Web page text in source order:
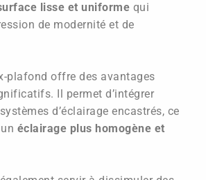
lisse et uniforme qui
de modernité et de
plafond offre des avantages
Il permet d’intégrer
d’éclairage encastrés, ce
éclairage plus homogène et